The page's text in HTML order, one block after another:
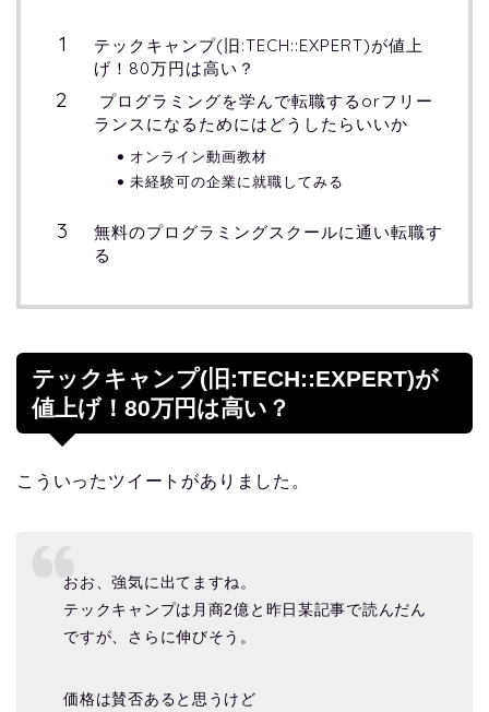
テックキャンプ(旧:TECH::EXPERT)が値上
げ！80万円は高い？
プログラミングを学んで転職するorフリー
ランスになるためにはどうしたらいいか
オンライン動画教材
未経験可の企業に就職してみる
無料のプログラミングスクールに通い転職す
る
テックキャンプ(旧:TECH::EXPERT)が
値上げ！80万円は高い？
こういったツイートがありました。
おお、強気に出てますね。
テックキャンプは月商2億と昨日某記事で読んだん
ですが、さらに伸びそう。
価格は賛否あると思うけど